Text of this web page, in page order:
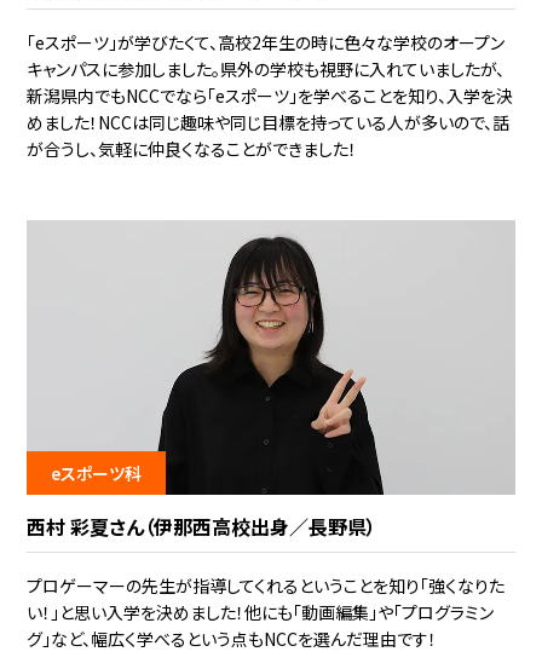
「eスポーツ」が学びたくて、高校2年生の時に色々な学校のオープン
キャンパスに参加しました。県外の学校も視野に入れていましたが、
新潟県内でもNCCでなら「eスポーツ」を学べることを知り、入学を決
めました！NCCは同じ趣味や同じ目標を持っている人が多いので、話
が合うし、気軽に仲良くなることができました！
eスポーツ科
西村 彩夏さん（伊那西高校出身／長野県）
プロゲーマーの先生が指導してくれるということを知り「強くなりた
い！」と思い入学を決めました！他にも「動画編集」や「プログラミン
グ」など、幅広く学べるという点もNCCを選んだ理由です！